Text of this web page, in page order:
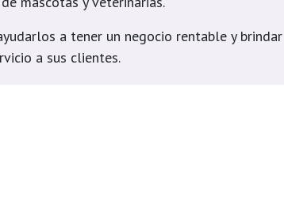
a tener un negocio rentable y brindar
a sus clientes.